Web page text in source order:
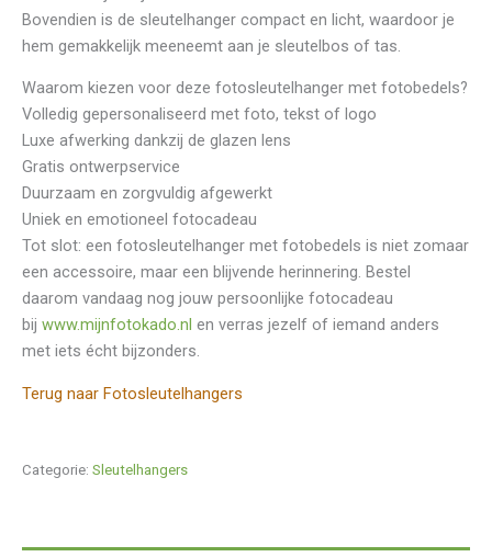
Bovendien is de sleutelhanger compact en licht, waardoor je
hem gemakkelijk meeneemt aan je sleutelbos of tas.
Waarom kiezen voor deze fotosleutelhanger met fotobedels?
Volledig gepersonaliseerd met foto, tekst of logo
Luxe afwerking dankzij de glazen lens
Gratis ontwerpservice
Duurzaam en zorgvuldig afgewerkt
Uniek en emotioneel fotocadeau
Tot slot: een fotosleutelhanger met fotobedels is niet zomaar
een accessoire, maar een blijvende herinnering. Bestel
daarom vandaag nog jouw persoonlijke fotocadeau
bij www.mijnfotokado.nl en verras jezelf of iemand anders
met iets écht bijzonders.
Terug naar Fotosleutelhangers
Categorie: Sleutelhangers